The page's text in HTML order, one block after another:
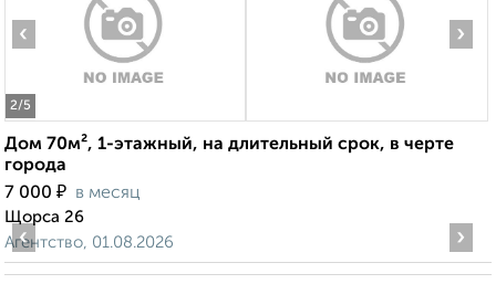
2/5
‹ ›
Дом 70м², 1-этажный, на длительный срок, в черте
города
7 000 ₽ в месяц
Щорса 26
Агентство, 01.08.2026
‹ ›